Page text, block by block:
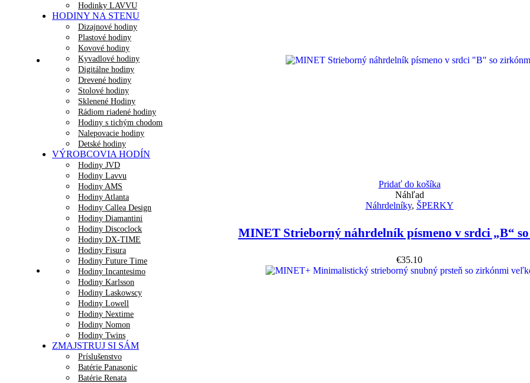
Hodinky LAVVU
HODINY NA STENU
Dizajnové hodiny
Plastové hodiny
Kovové hodiny
Kyvadlové hodiny
Digitálne hodiny
Drevené hodiny
Stolové hodiny
Sklenené Hodiny
Rádiom riadené hodiny
Hodiny s tichým chodom
Nalepovacie hodiny
Detské hodiny
VÝROBCOVIA HODÍN
Hodiny JVD
Hodiny Lavvu
Hodiny AMS
Hodiny Atlanta
Hodiny Callea Design
Hodiny Diamantini
Hodiny Discoclock
Hodiny DX-TIME
Hodiny Fisura
Hodiny Future Time
Hodiny Incantesimo
Hodiny Karlsson
Hodiny Laskowscy
Hodiny Lowell
Hodiny Nextime
Hodiny Nomon
Hodiny Twins
ZMAJSTRUJ SI SÁM
Príslušenstvo
Batérie Panasonic
Batérie Renata
Pridať do košíka
Náhľad
Náhrdelníky, ŠPERKY
MINET Strieborný náhrdelník písmeno v srdci „B“
€35.10